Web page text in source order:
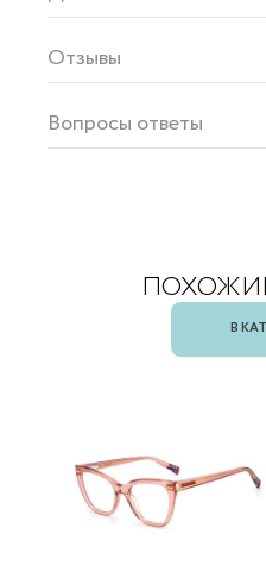
Отзывы
Вопросы ответы
В